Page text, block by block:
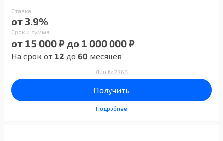
Ставка
от 3.9%
Срок и сумма
от 15 000 ₽ до 1 000 000 ₽
На срок от 12 до 60 месяцев
Лиц №2766
Получить
Подробнее